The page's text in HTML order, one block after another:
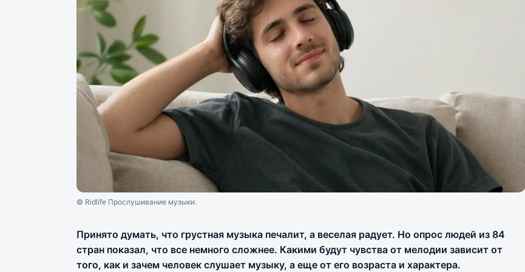
© Ridlife Прослушивание музыки.
Принято думать, что грустная музыка печалит, а веселая радует. Но опрос людей из 84
стран показал, что все немного сложнее. Какими будут чувства от мелодии зависит от
того, как и зачем человек слушает музыку, а еще от его возраста и характера.